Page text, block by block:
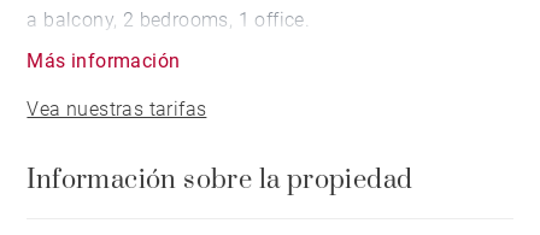
a balcony, 2 bedrooms, 1 office.
Más información
Vea nuestras tarifas
Información sobre la propiedad